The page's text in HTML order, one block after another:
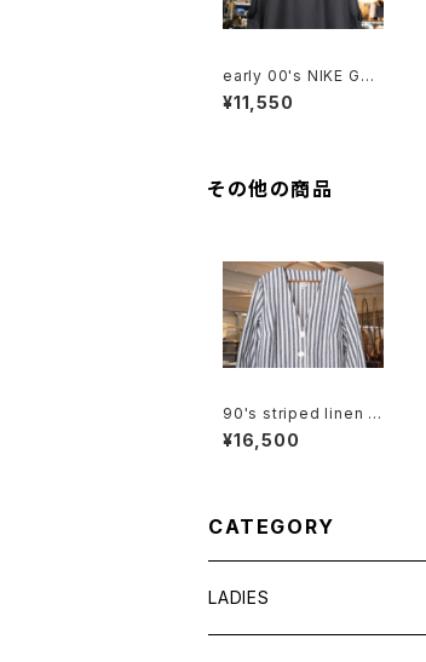
early 00's NIKE GOL
F black v-neck Vest
¥11,550
その他の商品
90's striped linen c
otton V-neck Jacke
t
¥16,500
CATEGORY
LADIES